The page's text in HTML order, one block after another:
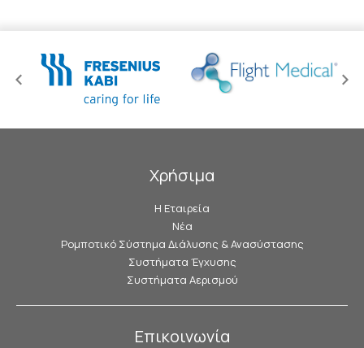
Χρήσιμα
Η Εταιρεία
Νέα
Ρομποτικό Σύστημα Διάλυσης & Ανασύστασης
Συστήματα Έγχυσης
Συστήματα Αερισμού
Επικοινωνία